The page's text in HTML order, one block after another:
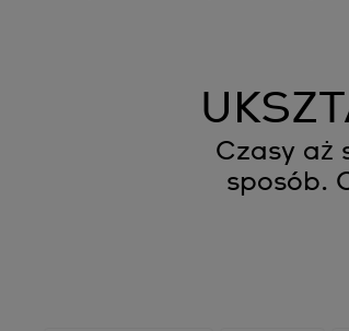
Czasy aż
sposób.